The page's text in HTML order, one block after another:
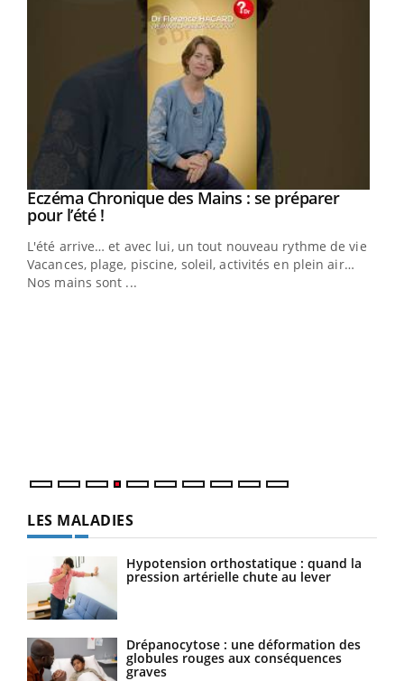
Youtube
Eczéma Chronique des Mains : se préparer
pour l’été !Youtube
L'été arrive… et avec lui, un tout nouveau rythme de vie !
Vacances, plage, piscine, soleil, activités en plein air…
Nos mains sont ...
LES MALADIES
Hypotension orthostatique : quand la
pression artérielle chute au lever
Drépanocytose : une déformation des
globules rouges aux conséquences
graves